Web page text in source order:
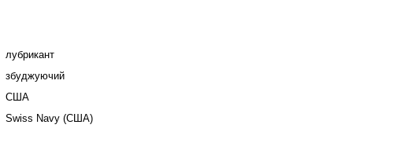
лубрикант
збуджуючий
США
Swiss Navy (США)